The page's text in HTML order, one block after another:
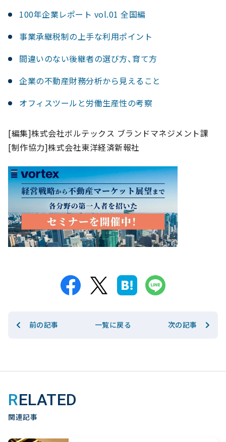
100年企業レポート vol.01 全国編
事業承継税制の上手な利用ポイント
間違いのない後継者の選び方、育て方
企業の不動産財務分析から見えること
オフィスツールと労働生産性の考察
[編集]株式会社ボルテックス ブランドマネジメント課
[制作協力]株式会社東洋経済新報社
前の記事 一覧に戻る 次の記事
RELATED
関連記事